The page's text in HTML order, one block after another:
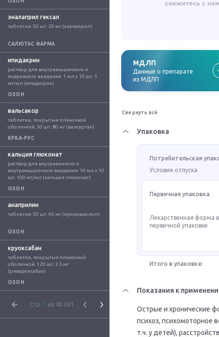
эналаприл гексал
таблетки: 50 шт. 20 мг (эналаприл)
САЛЮТАС ФАРМА
ипидакрин
раствор для внутримышечного и
подкожного введения: 1 мл x 10 шт. 5
мг/мл (ипидакрин)
ОЗОН
вальсакор
таблетки, покрытые плёночной
оболочкой: 30 шт. 80 мг (валсартан)
КРКА-РУС
кальция глюконат
раствор для внутривенного и
внутримышечного введения: 10 мл x 10
шт. 100 мг/мл (кальция глюконат)
ОЗОН
анаприлин
таблетки: 50 шт. 40 мг (пропранолол)
ОЗОН
круоксабан
таблетки, покрытые плёночной
оболочкой: 120 шт. 2.5 мг
(ривароксабан)
ОЗОН
Стр. 1 из 48 081
МДЛП
Данные о препарате
из МДЛП
Свернуть всё
Упаковка
Потребительская
Условия отпуска
Первичная упаковка
Лекарственная форма
первичной упаковке
Итого в упаковке:
Показания к
Острые и хронические
психоз, психомоторное
т.ч. у детей),